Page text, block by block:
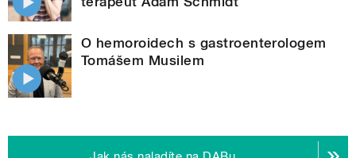
O hemoroidech s gastroenterologem
Tomášem Musilem